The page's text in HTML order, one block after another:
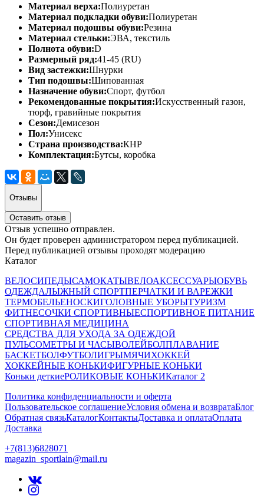
Материал верха:Полиуретан
Материал подкладки обуви:Полиуретан
Материал подошвы обуви:Резина
Материал стельки:ЭВА, текстиль
Полнота обуви:D
Размерный ряд:41-45 (RU)
Вид застежки:Шнурки
Тип подошвы:Шипованная
Назначение обуви:Спорт, футбол
Рекомендованные покрытия:Искусственный газон,
тюрф, гравийные покрытия
Сезон:Демисезон
Пол:Унисекс
Страна производства:КНР
Комплектация:Бутсы, коробка
Отзывы
Оставить отзыв
Отзыв успешно отправлен.
Он будет проверен администратором перед публикацией.
Перед публикацией отзывы проходят модерацию
Каталог
ВЕЛОСИПЕДЫСАМОКАТЫВЕЛОАКСЕССУАРЫОБУВЬ
ОДЕЖДАЛЫЖНЫЙ СПОРТПЕРЧАТКИ И ВАРЕЖКИ
ТЕРМОБЕЛЬЕНОСКИГОЛОВНЫЕ УБОРЫТУРИЗМ
ФИТНЕСОЧКИ СПОРТИВНЫЕСПОРТИВНОЕ ПИТАНИЕ
СПОРТИВНАЯ МЕДИЦИНА
СРЕДСТВА ДЛЯ УХОДА ЗА ОДЕЖДОЙ
ПУЛЬСОМЕТРЫ И ЧАСЫВОЛЕЙБОЛПЛАВАНИЕ
БАСКЕТБОЛФУТБОЛИГРЫМЯЧИХОККЕЙ
ХОККЕЙНЫЕ КОНЬКИФИГУРНЫЕ КОНЬКИ
Коньки деткиеРОЛИКОВЫЕ КОНЬКИКаталог 2
Политика конфиденциальности и оферта
Пользовательское соглашениеУсловия обмена и возвратаБлог
Обратная связьКаталогКонтактыДоставка и оплатаОплата
Доставка
+7(813)6828071
magazin_sportlain@mail.ru